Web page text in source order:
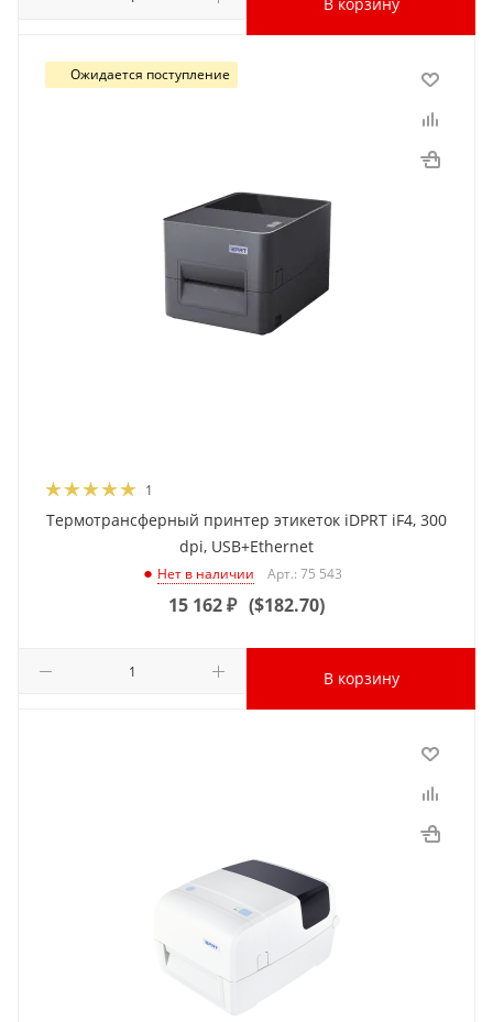
Ожидается поступление
1
Термотрансферный принтер этикеток iDPRT iF4, 300
dpi, USB+Ethernet
Нет в наличии Арт.: 75 543
15 162₽ ($182.70)
В корзину